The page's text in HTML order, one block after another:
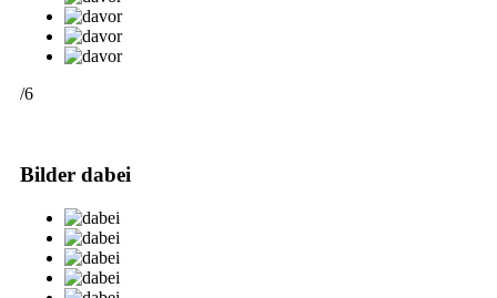
/6
Bilder dabei